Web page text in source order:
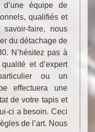
d’une équipe de
qualifiés et
faire, nous
du détachage de
N’hésitez pas à
et d’expert
ou un
effectuera une
de votre tapis et
ci a besoin. Ceci
de l’art. Nous